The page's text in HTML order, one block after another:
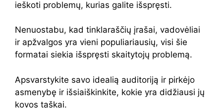
ieškoti problemų, kurias galite išspręsti.
Nenuostabu, kad tinklaraščių įrašai, vadovėliai
ir apžvalgos yra vieni populiariausių, visi šie
formatai siekia išspręsti skaitytojų problemą.
Apsvarstykite savo idealią auditoriją ir pirkėjo
asmenybę ir išsiaiškinkite, kokie yra didžiausi jų
kovos taškai.